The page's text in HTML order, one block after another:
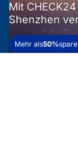
Mit
Shenzhen
Mehr als50%